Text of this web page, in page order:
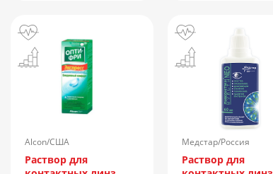
Alcon/США
Раствор для
Медстар/Россия
Раствор для